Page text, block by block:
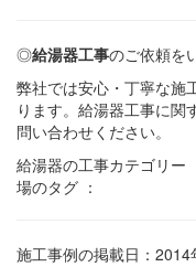
◎給湯器工事のご依頼を
弊社では安心・丁寧な施
ります。給湯器工事に関
問い合わせください。
給湯器の工事カテゴリー
場のタグ ：
施工事例の掲載日：